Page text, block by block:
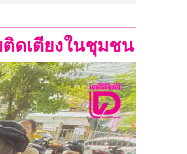
ติดเตียงในชุมชน